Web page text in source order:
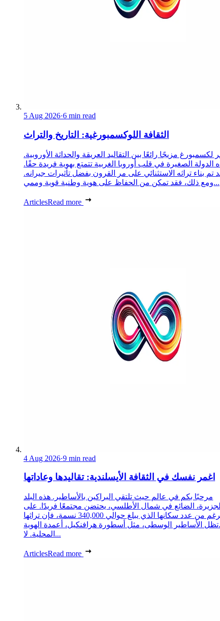
5 Aug 2026·6 min read
الثقافة اللوكسمبورغية: التاريخ والتراث
لكسمبورغ مزيجًا رائعًا بين التقاليد العريقة والحداثة الأوروبية.
الدولة الصغيرة في قلب أوروبا الغربية تتمتع بهوية فريدة حقًا.
تم بناء تراثه الاستثنائي على مر القرون بفضل تأثيرات جيرانه.
ومع ذلك، فقد تمكن من الحفاظ على هوية وطنية قوية وممي...
ArticlesRead more
4 Aug 2026·9 min read
اغمر نفسك في الثقافة الأيسلندية: تقاليدها وعاداتها
مرحبًا بكم في عالم حيث تلتقي البراكين بالأساطير. هذه البلد
الضائع في شمال الأطلسي، يحتضن مجتمعًا فريدًا. على
الرغم من عدد سكانها الذي يبلغ حوالي 340,000 نسمة، فإن تراثها
الأساطير الوسطى، مثل أسطورة هرافنكيل، أعمدة الهوية
المحلية. لا...
ArticlesRead more